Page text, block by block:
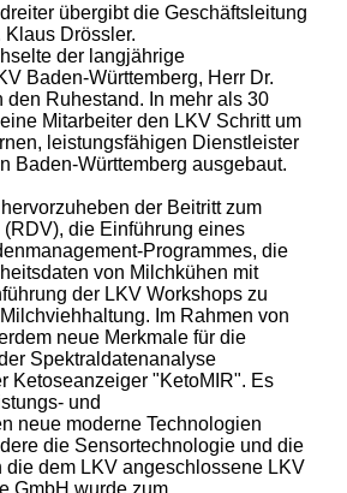
übergibt die Geschäftsleitung
Klaus Drössler.
der langjährige
Baden-Württemberg, Herr Dr.
den Ruhestand. In mehr als 30
Mitarbeiter den LKV Schritt um
leistungsfähigen Dienstleister
Baden-Württemberg ausgebaut.
der Beitritt zum
die Einführung eines
Programmes, die
von Milchkühen mit
der LKV Workshops zu
Im Rahmen von
neue Merkmale für die
Spektraldatenanalyse
Ketoseanzeiger
KetoMIR . Es
und
neue moderne Technologien
die Sensortechnologie und die
die dem LKV angeschlossene LKV
GmbH wurde zum